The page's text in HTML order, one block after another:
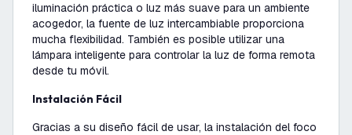
iluminación práctica o luz más suave para un ambiente
acogedor, la fuente de luz intercambiable proporciona
mucha flexibilidad. También es posible utilizar una
lámpara inteligente para controlar la luz de forma remota
desde tu móvil.
Instalación Fácil
Gracias a su diseño fácil de usar, la instalación del foco